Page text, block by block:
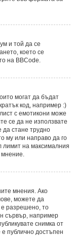
и той да се
което се
на BBCode.
могат да бъдат
код, например :)
с емотикони може
се да не използвате
стане трудно
му или направо да го
лимит на максималния
мнение.
мнения. Ако
можете да
е разрешено, то
сървър, например
снимка от
публично достъпен